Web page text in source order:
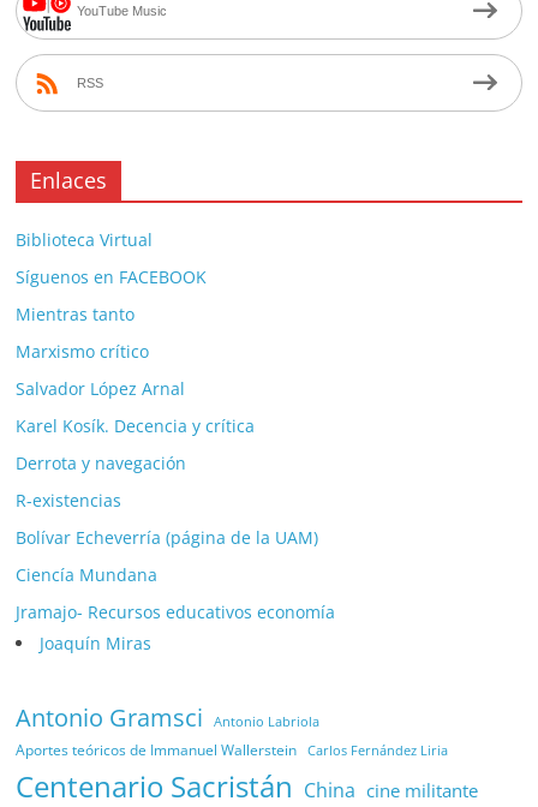
YouTube Music
RSS
Enlaces
Biblioteca Virtual
Síguenos en FACEBOOK
Mientras tanto
Marxismo crítico
Salvador López Arnal
Karel Kosík. Decencia y crítica
Derrota y navegación
R-existencias
Bolívar Echeverría (página de la UAM)
Ciencía Mundana
Jramajo- Recursos educativos economía
Joaquín Miras
Antonio Gramsci Antonio Labriola
Aportes teóricos de Immanuel Wallerstein Carlos Fernández Liria
Centenario Sacristán China cine militante